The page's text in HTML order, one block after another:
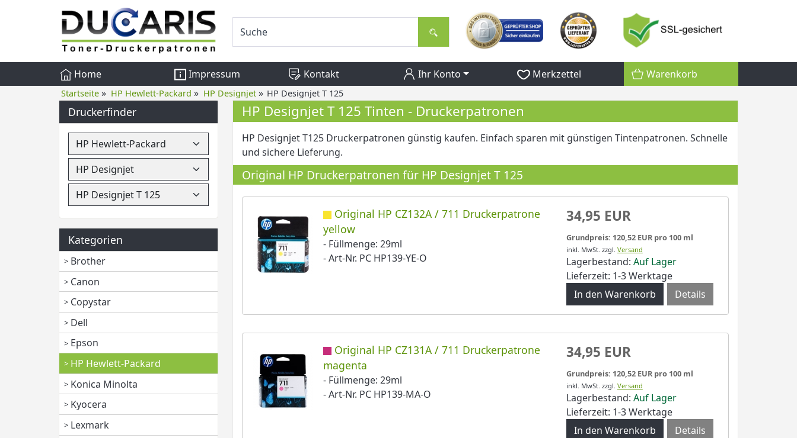
Home Impressum Kontakt Ihr Konto Merkzettel Warenkorb
Startseite » HP Hewlett-Packard » HP Designjet » HP Designjet T 125
Druckerfinder
Kategorien
Brother
Canon
Copystar
Dell
Epson
HP Hewlett-Packard
Konica Minolta
Kyocera
Lexmark
HP Designjet T 125 Tinten - Druckerpatronen
HP Designjet T125 Druckerpatronen günstig kaufen. Einfach sparen mit günstigen Tintenpatronen. Schnelle
und sichere Lieferung.
Original HP Druckerpatronen für HP Designjet T 125
Original HP CZ132A / 711 Druckerpatrone
yellow
- Füllmenge: 29ml
- Art-Nr. PC HP139-YE-O
34,95 EUR
Grundpreis: 120,52 EUR pro 100 ml
inkl. MwSt. zzgl. Versand
Lagerbestand: Auf Lager
Lieferzeit: 1-3 Werktage
Details
Original HP CZ131A / 711 Druckerpatrone
magenta
- Füllmenge: 29ml
- Art-Nr. PC HP139-MA-O
34,95 EUR
Grundpreis: 120,52 EUR pro 100 ml
inkl. MwSt. zzgl. Versand
Lagerbestand: Auf Lager
Lieferzeit: 1-3 Werktage
Details